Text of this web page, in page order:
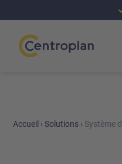
Accueil ›Solutions › Système